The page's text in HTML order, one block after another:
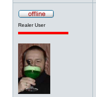
Realer User